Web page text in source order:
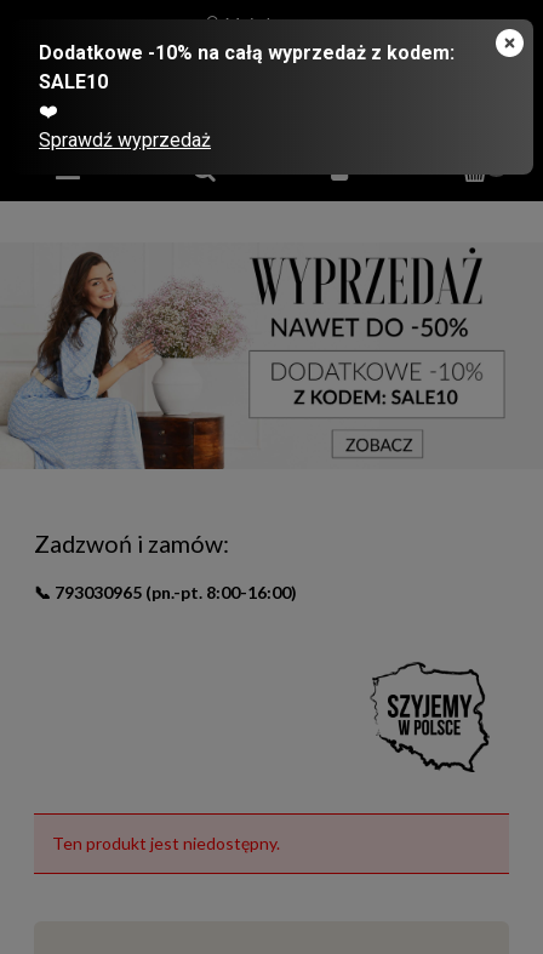
Moje konto
Zadzwoń i zamów:
📞 793030965 (pn.-pt. 8:00-16:00)
Ten produkt jest niedostępny.